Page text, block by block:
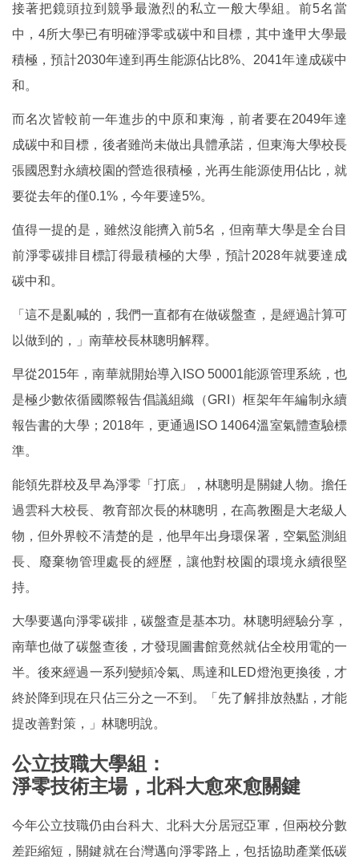
接著把鏡頭拉到競爭最激烈的私立一般大學組。前5名當
中，4所大學已有明確淨零或碳中和目標，其中逢甲大學最
積極，預計2030年達到再生能源佔比8%、2041年達成碳中
和。
而名次皆較前一年進步的中原和東海，前者要在2049年達
成碳中和目標，後者雖尚未做出具體承諾，但東海大學校長
張國恩對永續校園的營造很積極，光再生能源使用佔比，就
要從去年的僅0.1%，今年要達5%。
值得一提的是，雖然沒能擠入前5名，但南華大學是全台目
前淨零碳排目標訂得最積極的大學，預計2028年就要達成
碳中和。
「這不是亂喊的，我們一直都有在做碳盤查，是經過計算可
以做到的，」南華校長林聰明解釋。
早從2015年，南華就開始導入ISO 50001能源管理系統，也
是極少數依循國際報告倡議組織（GRI）框架年年編制永續
報告書的大學；2018年，更通過ISO 14064溫室氣體查驗標
準。
能領先群校及早為淨零「打底」，林聰明是關鍵人物。擔任
過雲科大校長、教育部次長的林聰明，在高教圈是大老級人
物，但外界較不清楚的是，他早年出身環保署，空氣監測組
長、廢棄物管理處長的經歷，讓他對校園的環境永續很堅
持。
大學要邁向淨零碳排，碳盤查是基本功。林聰明經驗分享，
南華也做了碳盤查後，才發現圖書館竟然就佔全校用電的一
半。後來經過一系列變頻冷氣、馬達和LED燈泡更換後，才
終於降到現在只佔三分之一不到。「先了解排放熱點，才能
提改善對策，」林聰明說。
公立技職大學組：
淨零技術主場，北科大愈來愈關鍵
今年公立技職仍由台科大、北科大分居冠亞軍，但兩校分數
差距縮短，關鍵就在台灣邁向淨零路上，包括協助產業低碳